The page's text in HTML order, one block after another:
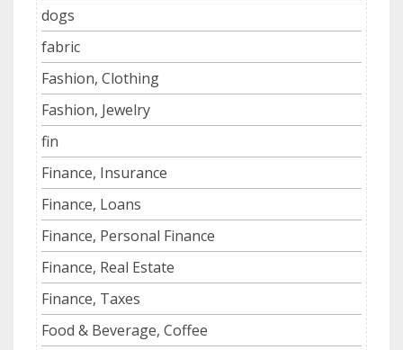
dogs
fabric
Fashion, Clothing
Fashion, Jewelry
fin
Finance, Insurance
Finance, Loans
Finance, Personal Finance
Finance, Real Estate
Finance, Taxes
Food & Beverage, Coffee